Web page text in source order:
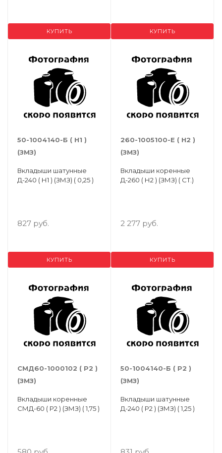
КУПИТЬ КУПИТЬ
50-1004140-Б ( Н1 )
(ЗМЗ)
Вкладыши шатунные
Д-240 ( Н1 ) (ЗМЗ) ( 0,25 )
827 руб.
КУПИТЬ
260-1005100-Е ( Н2 )
(ЗМЗ)
Вкладыши коренные
Д-260 ( Н2 ) (ЗМЗ) ( СТ.)
2 277 руб.
КУПИТЬ
СМД60-1000102 ( Р2 )
(ЗМЗ)
Вкладыши коренные
СМД-60 ( Р2 ) (ЗМЗ) ( 1,75 )
50-1004140-Б ( Р2 )
(ЗМЗ)
Вкладыши шатунные
Д-240 ( Р2 ) (ЗМЗ) ( 1,25 )